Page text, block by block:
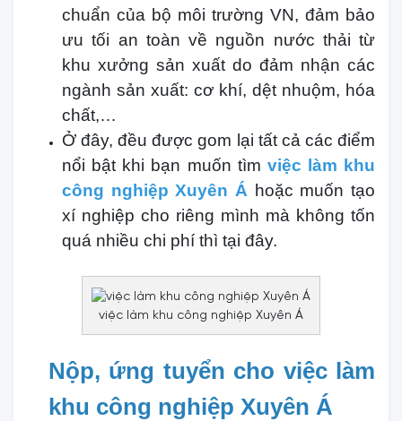
chuẩn của bộ môi trường VN, đảm bảo
ưu tối an toàn về nguồn nước thải từ
khu xưởng sản xuất do đảm nhận các
ngành sản xuất: cơ khí, dệt nhuộm, hóa
chất,…
Ở đây, đều được gom lại tất cả các điểm
nổi bật khi bạn muốn tìm việc làm khu
công nghiệp Xuyên Á hoặc muốn tạo
xí nghiệp cho riêng mình mà không tốn
quá nhiều chi phí thì tại đây.
việc làm khu công nghiệp Xuyên Á
Nộp, ứng tuyển cho việc làm
khu công nghiệp Xuyên Á